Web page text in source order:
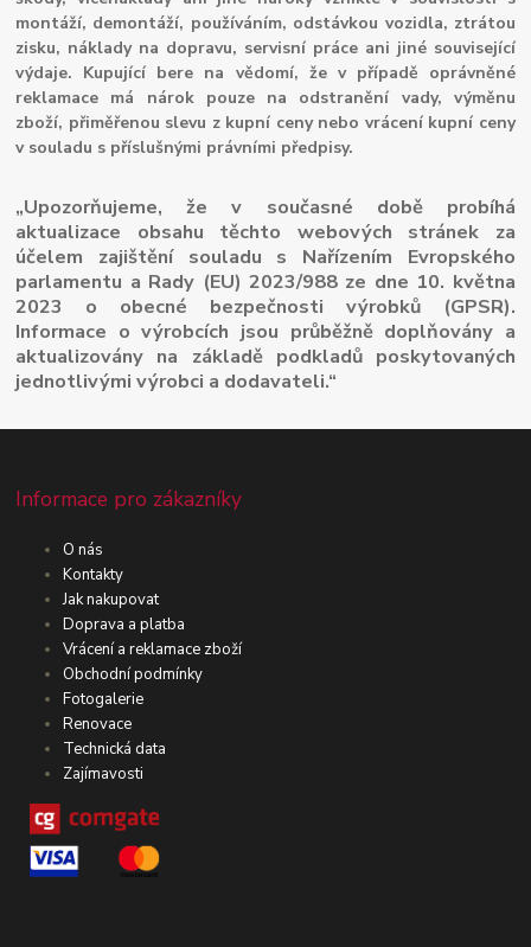
montáží, demontáží, používáním, odstávkou vozidla, ztrátou
zisku, náklady na dopravu, servisní práce ani jiné související
výdaje. Kupující bere na vědomí, že v případě oprávněné
reklamace má nárok pouze na odstranění vady, výměnu
zboží, přiměřenou slevu z kupní ceny nebo vrácení kupní ceny
v souladu s příslušnými právními předpisy.
„Upozorňujeme, že v současné době probíhá
aktualizace obsahu těchto webových stránek za
účelem zajištění souladu s Nařízením Evropského
parlamentu a Rady (EU) 2023/988 ze dne 10. května
2023 o obecné bezpečnosti výrobků (GPSR).
Informace o výrobcích jsou průběžně doplňovány a
aktualizovány na základě podkladů poskytovaných
jednotlivými výrobci a dodavateli.“
Informace pro zákazníky
O nás
Kontakty
Jak nakupovat
Doprava a platba
Vrácení a reklamace zboží
Obchodní podmínky
Fotogalerie
Renovace
Technická data
Zajímavosti